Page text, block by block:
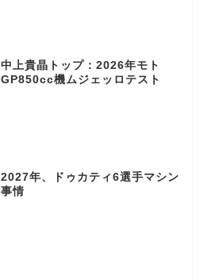
中上貴晶トップ：2026年モト
GP850cc機ムジェッロテスト
2027年、ドゥカティ6選手マシン
事情